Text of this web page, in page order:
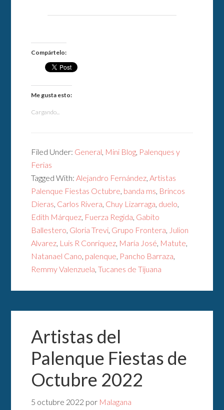
Compártelo:
Me gusta esto:
Cargando...
Filed Under: General, Mini Blog, Palenques y
Ferias
Tagged With:Alejandro Fernández,Artistas
Palenque Fiestas Octubre, banda ms, Brincos
Dieras, Carlos Rivera, Chuy Lizarraga, duelo,
Edith Márquez, Fuerza Regida, Gabito
Ballestero, Gloria Trevi, Grupo Frontera, Julion
Alvarez, Luis R Conriquez, María José, Matute,
Natanael Cano, palenque, Pancho Barraza,
Remmy Valenzuela,Tucanes de Tijuana
Artistas del
Palenque Fiestas de
Octubre 2022
5 octubre 2022 por Malagana